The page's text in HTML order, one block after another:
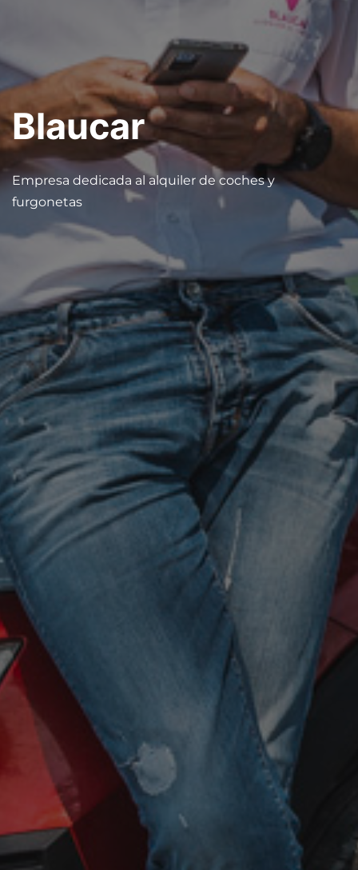
Blaucar
Empresa dedicada al alquiler de coches y
furgonetas